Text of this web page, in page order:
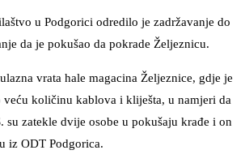
u Podgorici odredilo je zadržavanje do
da je pokušao da pokrade Željeznicu.
vrata hale magacina Željeznice, gdje je
količinu kablova i kliješta, u namjeri da
su zatekle dvije osobe u pokušaju krađe i on
iz ODT Podgorica.